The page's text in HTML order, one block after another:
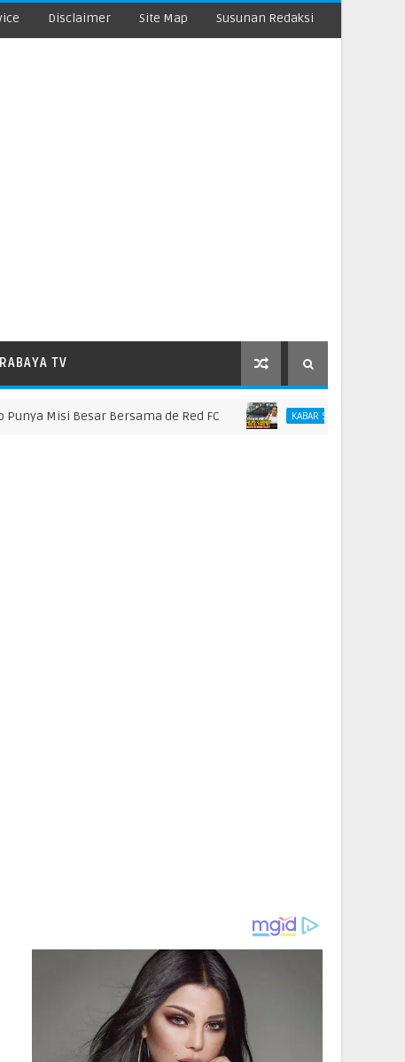
Disclaimer Site Map Susunan Redaksi
TV
Besar Bersama de Red FC KABAR SURABAYA